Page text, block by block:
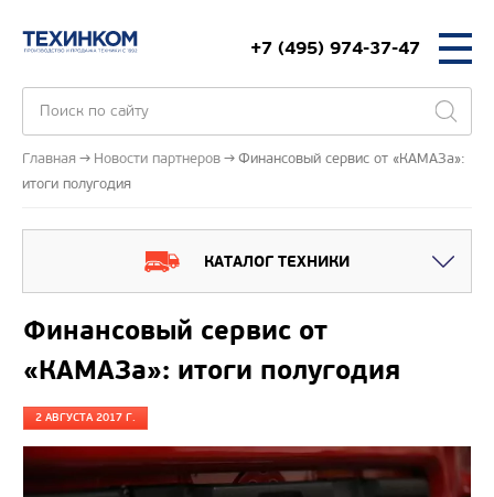
+7 (495) 974-37-47
Главная Новости партнеров
Финансовый сервис от «КАМАЗа»:
итоги полугодия
КАТАЛОГ ТЕХНИКИ
Финансовый сервис от
«КАМАЗа»: итоги полугодия
2 АВГУСТА 2017 Г.